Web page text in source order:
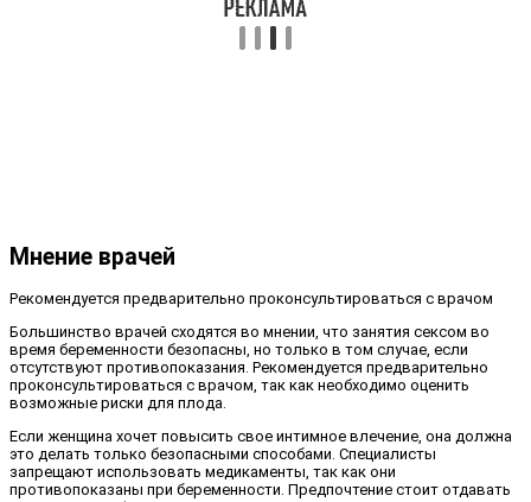
Мнение врачей
Рекомендуется предварительно проконсультироваться с врачом
Большинство врачей сходятся во мнении, что занятия сексом во
время беременности безопасны, но только в том случае, если
отсутствуют противопоказания. Рекомендуется предварительно
проконсультироваться с врачом, так как необходимо оценить
возможные риски для плода.
Если женщина хочет повысить свое интимное влечение, она должна
это делать только безопасными способами. Специалисты
запрещают использовать медикаменты, так как они
противопоказаны при беременности. Предпочтение стоит отдавать